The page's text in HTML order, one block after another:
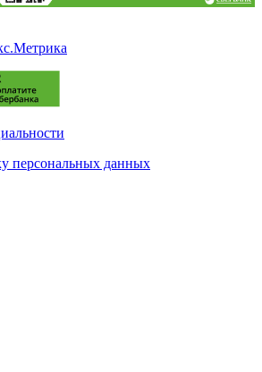
персональных данных